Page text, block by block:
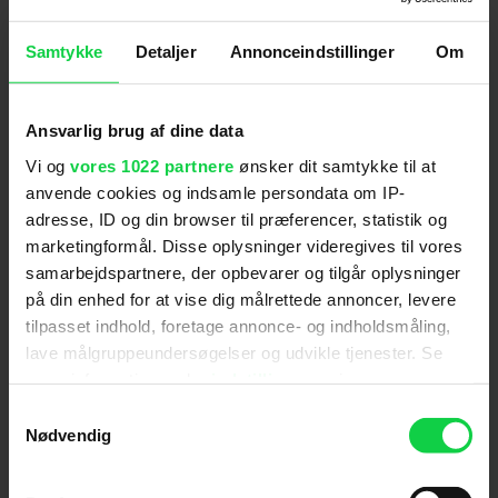
Samtykke Detaljer Annonceindstillinger Om
Ansvarlig brug af dine data
Vi og vores 1022 partnere ønsker dit samtykke til at
anvende cookies og indsamle persondata om IP-
adresse, ID og din browser til præferencer, statistik og
marketingformål. Disse oplysninger videregives til vores
samarbejdspartnere, der opbevarer og tilgår oplysninger
på din enhed for at vise dig målrettede annoncer, levere
tilpasset indhold, foretage annonce- og indholdsmåling,
lave målgruppeundersøgelser og udvikle tjenester. Se
tilbage eller ændre indstillinger fra vores
"Cookiedeklaration", eller ved at trykke på "Privacy
Nødvendig
første til at ankomme og den sidste til at gå hjem,
kostume og sin make-up.
også, at hun har set Anne Bancroft og Ingrid
forberedelse udover sin generelle research til
rollen.
'Golda' får dansk biografpremiere den 7.
september.
For at se dette indhold skal
marketingcookies være slået til. Klik her